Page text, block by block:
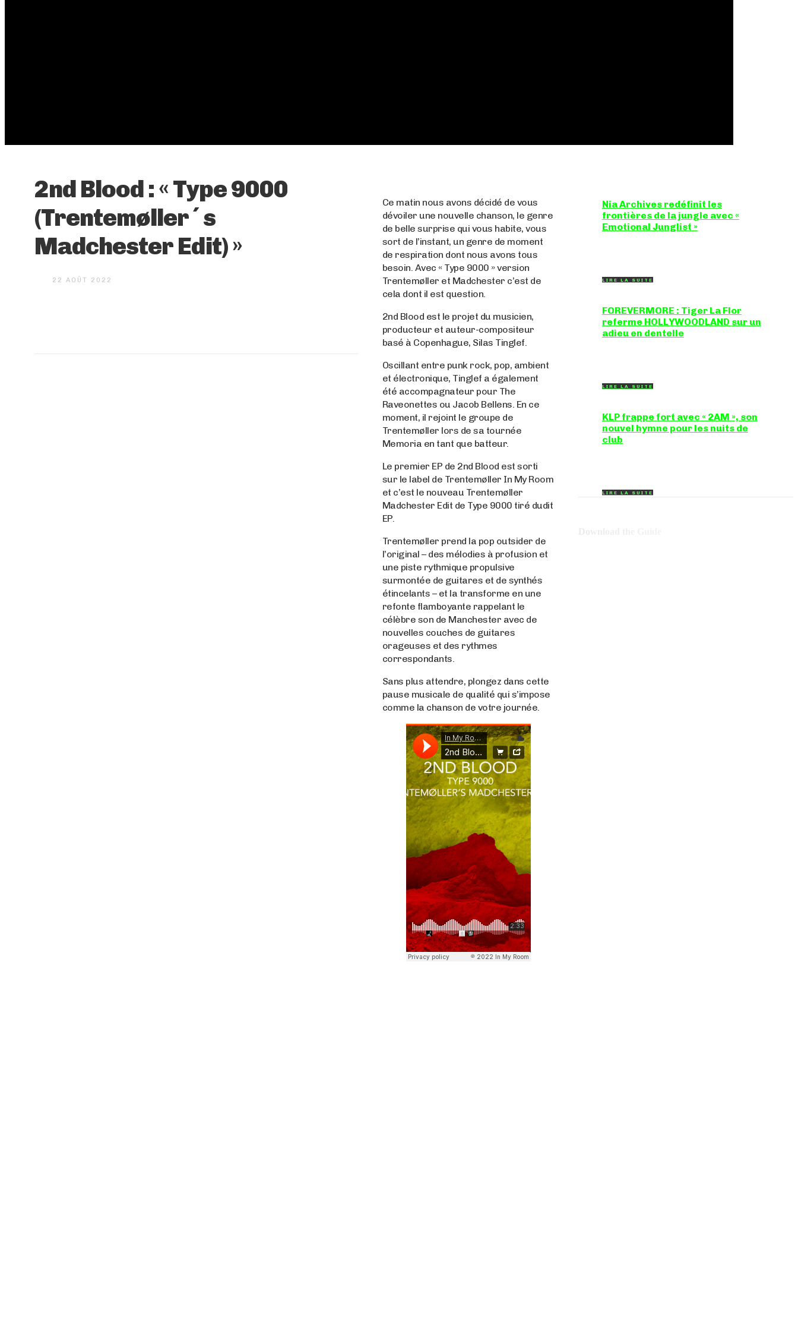
2nd Blood : « Type 9000
(Trentemøller´s
Madchester Edit) »
22 AOÛT 2022
Ce matin nous avons décidé de vous
dévoiler une nouvelle chanson, le genre
de belle surprise qui vous habite, vous
sort de l’instant, un genre de moment
de respiration dont nous avons tous
besoin. Avec « Type 9000 » version
Trentemøller et Madchester c’est de
cela dont il est question.
2nd Blood est le projet du musicien,
producteur et auteur-compositeur
basé à Copenhague, Silas Tinglef.
Oscillant entre punk rock, pop, ambient
et électronique, Tinglef a également
été accompagnateur pour The
Raveonettes ou Jacob Bellens. En ce
moment, il rejoint le groupe de
Trentemøller lors de sa tournée
Memoria en tant que batteur.
Le premier EP de 2nd Blood est sorti
sur le label de Trentemøller In My Room
et c’est le nouveau Trentemøller
Madchester Edit de Type 9000 tiré dudit
EP.
Trentemøller prend la pop outsider de
l’original – des mélodies à profusion et
une piste rythmique propulsive
surmontée de guitares et de synthés
étincelants – et la transforme en une
refonte flamboyante rappelant le
célèbre son de Manchester avec de
nouvelles couches de guitares
orageuses et des rythmes
correspondants.
Sans plus attendre, plongez dans cette
pause musicale de qualité qui s’impose
comme la chanson de votre journée.
Nia Archives redéfinit les
frontières de la jungle avec «
Emotional Junglist »
LIRE LA SUITE
FOREVERMORE : Tiger La Flor
referme HOLLYWOODLAND sur un
adieu en dentelle
LIRE LA SUITE
KLP frappe fort avec « 2AM », son
nouvel hymne pour les nuits de
club
LIRE LA SUITE